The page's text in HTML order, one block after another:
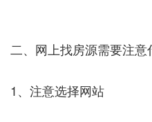
二、网上找房源需要注意
1、注意选择网站